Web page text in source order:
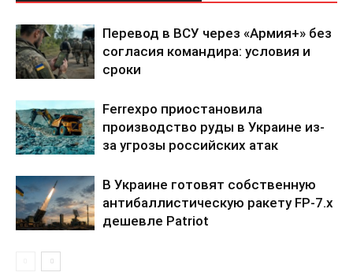
Перевод в ВСУ через «Армия+» без
согласия командира: условия и
сроки
Ferrexpo приостановила
производство руды в Украине из-
за угрозы российских атак
В Украине готовят собственную
антибаллистическую ракету FP-7.x
дешевле Patriot